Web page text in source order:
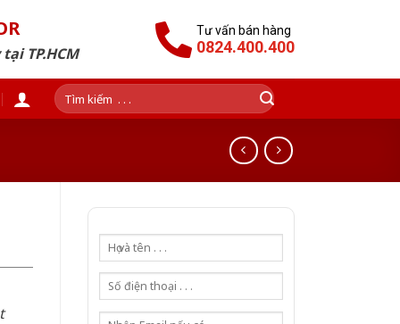
TP.HCM
Tư vấn bán hàng
0824.400.400
Tìm
kiếm: